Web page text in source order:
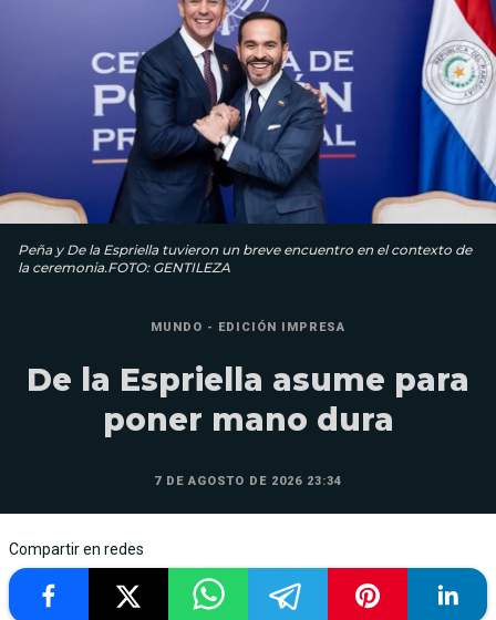
Peña y De la Espriella tuvieron un breve encuentro en el contexto de
la ceremonia.FOTO: GENTILEZA
MUNDO - EDICIÓN IMPRESA
De la Espriella asume para
poner mano dura
7 DE AGOSTO DE 2026 23:34
Compartir en redes